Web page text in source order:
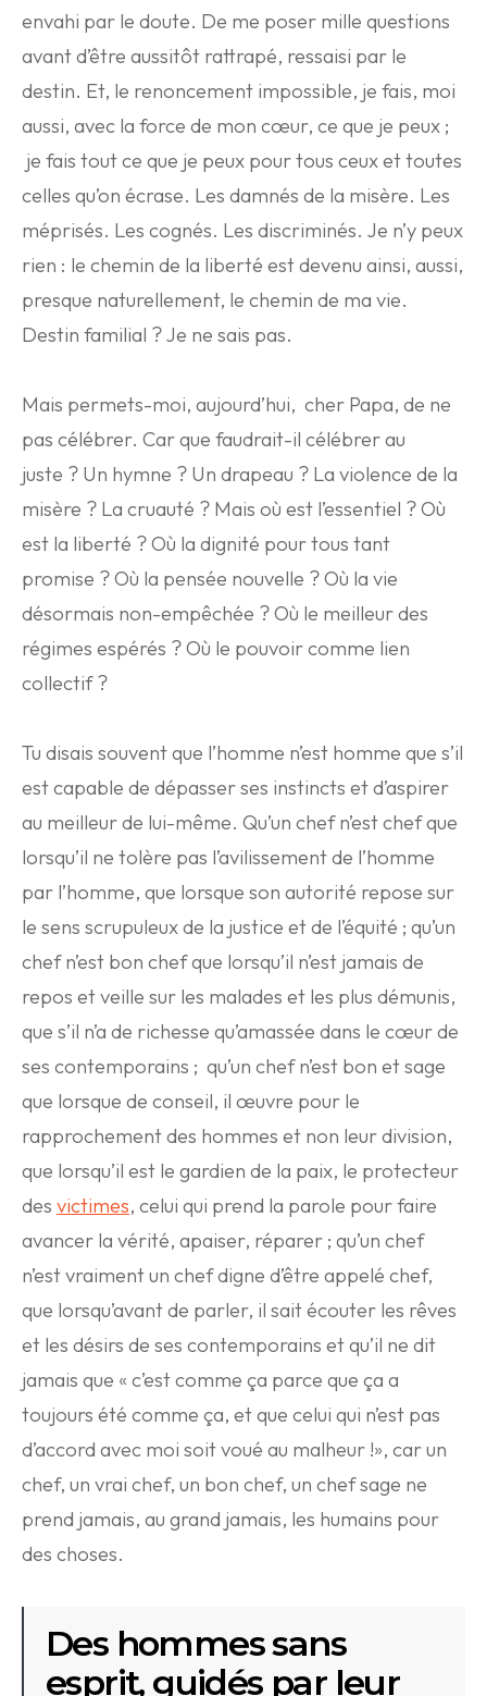
envahi par le doute. De me poser mille questions
avant d’être aussitôt rattrapé, ressaisi par le
destin. Et, le renoncement impossible, je fais, moi
aussi, avec la force de mon cœur, ce que je peux ;
je fais tout ce que je peux pour tous ceux et toutes
celles qu’on écrase. Les damnés de la misère. Les
méprisés. Les cognés. Les discriminés. Je n’y peux
rien : le chemin de la liberté est devenu ainsi, aussi,
presque naturellement, le chemin de ma vie.
Destin familial ? Je ne sais pas.
Mais permets-moi, aujourd’hui, cher Papa, de ne
pas célébrer. Car que faudrait-il célébrer au
juste ? Un hymne ? Un drapeau ? La violence de la
misère ? La cruauté ? Mais où est l’essentiel ? Où
est la liberté ? Où la dignité pour tous tant
promise ? Où la pensée nouvelle ? Où la vie
désormais non-empêchée ? Où le meilleur des
régimes espérés ? Où le pouvoir comme lien
collectif ?
Tu disais souvent que l’homme n’est homme que s’il
est capable de dépasser ses instincts et d’aspirer
au meilleur de lui-même. Qu’un chef n’est chef que
lorsqu’il ne tolère pas l’avilissement de l’homme
par l’homme, que lorsque son autorité repose sur
le sens scrupuleux de la justice et de l’équité ; qu’un
chef n’est bon chef que lorsqu’il n’est jamais de
repos et veille sur les malades et les plus démunis,
que s’il n’a de richesse qu’amassée dans le cœur de
ses contemporains ; qu’un chef n’est bon et sage
que lorsque de conseil, il œuvre pour le
rapprochement des hommes et non leur division,
que lorsqu’il est le gardien de la paix, le protecteur
des victimes, celui qui prend la parole pour faire
avancer la vérité, apaiser, réparer ; qu’un chef
n’est vraiment un chef digne d’être appelé chef,
que lorsqu’avant de parler, il sait écouter les rêves
et les désirs de ses contemporains et qu’il ne dit
jamais que « c’est comme ça parce que ça a
toujours été comme ça, et que celui qui n’est pas
d’accord avec moi soit voué au malheur !», car un
chef, un vrai chef, un bon chef, un chef sage ne
prend jamais, au grand jamais, les humains pour
des choses.
Des hommes sans
esprit, guidés par leur